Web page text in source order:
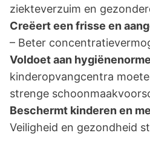
ziekteverzuim en
Creëert een frisse en
– Beter
Voldoet aan
kinderopvangcentra
strenge
Beschermt kinderen en
Veiligheid en gezondheid